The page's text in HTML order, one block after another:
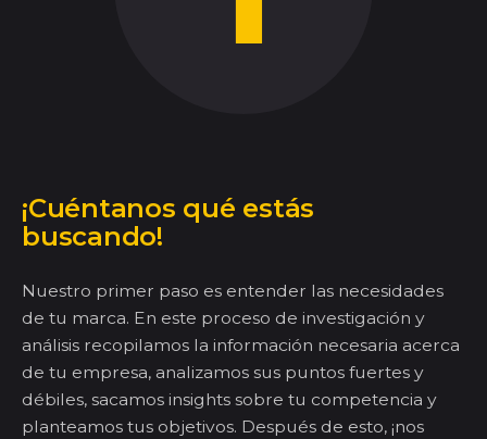
¡Cuéntanos qué estás
buscando!
Nuestro primer paso es entender las necesidades
de tu marca. En este proceso de investigación y
análisis recopilamos la información necesaria acerca
de tu empresa, analizamos sus puntos fuertes y
débiles, sacamos insights sobre tu competencia y
planteamos tus objetivos. Después de esto, ¡nos